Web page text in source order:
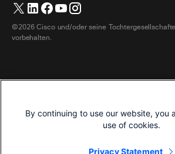
Whiteboarding
Cloud-Kontaktcenter
English (Englisch)
Français (Französisch)
日本語 (Japanisch)
Português (Portugiesisch, Brasilien)
Kopfhörer
Zimmerzubehör
Webinare Ansehen
Entwickler
Support kontaktieren
Kontakt Vertrieb
©2026 Cisco und/oder seine
vorbehalten.
Datenschutzerklärung
By continuing to use our website, you
use of cookies.
Privacy Statement